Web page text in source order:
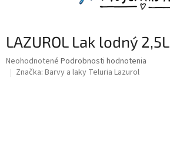
LAZUROL Lak lodný 2,5L
Priemerné
hodnotenie
Neohodnotené Podrobnosti hodnotenia
Značka: Barvy a laky Teluria Lazurol